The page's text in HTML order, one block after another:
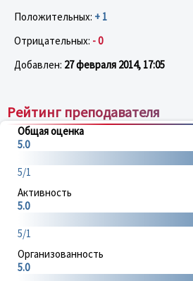
Положительных: + 1
Отрицательных: - 0
Добавлен: 27 февраля 2014, 17:05
Рейтинг преподавателя
Общая оценка
5.0
5/1
Активность
5.0
5/1
Организованность
5.0